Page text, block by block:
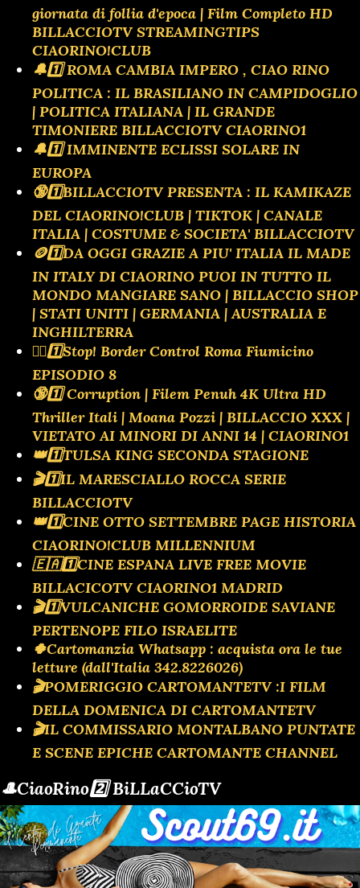
giornata di follia d'epoca | Film Completo HD
BILLACCIOTV STREAMINGTIPS
CIAORINO!CLUB
🔔1️⃣ ROMA CAMBIA IMPERO , CIAO RINO
POLITICA : IL BRASILIANO IN CAMPIDOGLIO
| POLITICA ITALIANA | IL GRANDE
TIMONIERE BILLACCIOTV CIAORINO1
🔔1️⃣ IMMINENTE ECLISSI SOLARE IN
EUROPA
🔞1️⃣BILLACCIOTV PRESENTA : IL KAMIKAZE
DEL CIAORINO!CLUB | TIKTOK | CANALE
ITALIA | COSTUME & SOCIETA' BILLACCIOTV
🪙1️⃣DA OGGI GRAZIE A PIU' ITALIA IL MADE
IN ITALY DI CIAORINO PUOI IN TUTTO IL
MONDO MANGIARE SANO | BILLACCIO SHOP
| STATI UNITI | GERMANIA | AUSTRALIA E
INGHILTERRA
👮‍♂️1️⃣Stop! Border Control Roma Fiumicino
EPISODIO 8
🔞1️⃣ Corruption | Filem Penuh 4K Ultra HD
Thriller Itali | Moana Pozzi | BILLACCIO XXX |
VIETATO AI MINORI DI ANNI 14 | CIAORINO1
👑1️⃣TULSA KING SECONDA STAGIONE
🎬1️⃣IL MARESCIALLO ROCCA SERIE
BILLACCIOTV
👑1️⃣CINE OTTO SETTEMBRE PAGE HISTORIA
CIAORINO!CLUB MILLENNIUM
🇪🇦1️⃣CINE ESPANA LIVE FREE MOVIE
BILLACICOTV CIAORINO1 MADRID
🎬1️⃣VULCANICHE GOMORROIDE SAVIANE
PERTENOPE FILO ISRAELITE
🍀Cartomanzia Whatsapp : acquista ora le tue
letture (dall'Italia 342.8226026)
🎬POMERIGGIO CARTOMANTETV :I FILM
DELLA DOMENICA DI CARTOMANTETV
🎬IL COMMISSARIO MONTALBANO PUNTATE
E SCENE EPICHE CARTOMANTE CHANNEL
🎩CiaoRino2️⃣ BiLLaCCioTV